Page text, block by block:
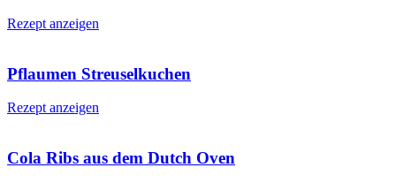
Rezept anzeigen
Pflaumen Streuselkuchen
Rezept anzeigen
Cola Ribs aus dem Dutch Oven